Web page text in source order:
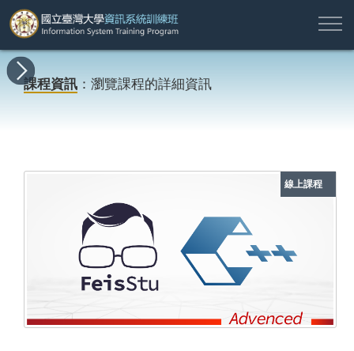
所
有
課
新
消
程
地
資
簡
業
名
名
資
於
本
願
專
註
入
課程資訊 ：瀏覽課程的詳細資訊
線上課程